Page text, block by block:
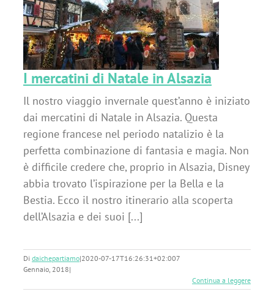
I mercatini di Natale in Alsazia
Il nostro viaggio invernale quest’anno è iniziato
dai mercatini di Natale in Alsazia. Questa
regione francese nel periodo natalizio è la
perfetta combinazione di fantasia e magia. Non
è difficile credere che, proprio in Alsazia, Disney
abbia trovato l’ispirazione per la Bella e la
Bestia. Ecco il nostro itinerario alla scoperta
dell’Alsazia e dei suoi [...]
Di daichepartiamo|2020-07-17T16:26:31+02:007
Gennaio, 2018|
Continua a leggere